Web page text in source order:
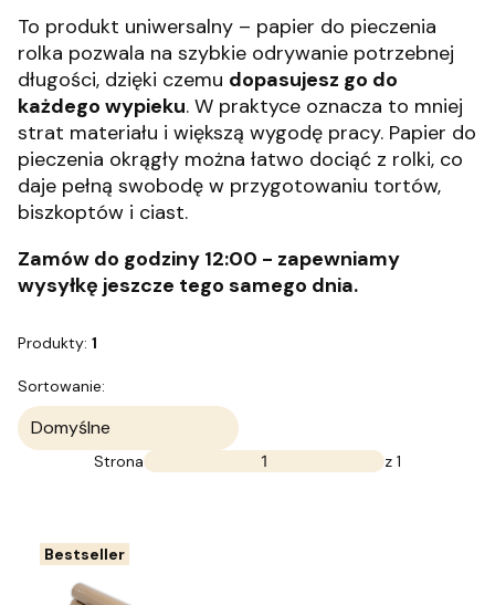
To produkt uniwersalny – papier do pieczenia
rolka pozwala na szybkie odrywanie potrzebnej
długości, dzięki czemu dopasujesz go do
każdego wypieku. W praktyce oznacza to mniej
strat materiału i większą wygodę pracy. Papier do
pieczenia okrągły można łatwo dociąć z rolki, co
daje pełną swobodę w przygotowaniu tortów,
biszkoptów i ciast.
Zamów do godziny 12:00 - zapewniamy
wysyłkę jeszcze tego samego dnia.
Produkty: 1
Lista produktów
Sortowanie:
Domyślne
Strona z 1
Bestseller